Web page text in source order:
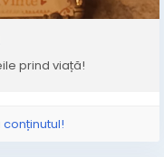
prind viață!